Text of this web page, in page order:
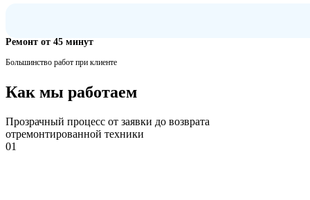
Ремонт от 45 минут
Большинство работ при клиенте
Как мы работаем
Прозрачный процесс от заявки до возврата
отремонтированной техники
01